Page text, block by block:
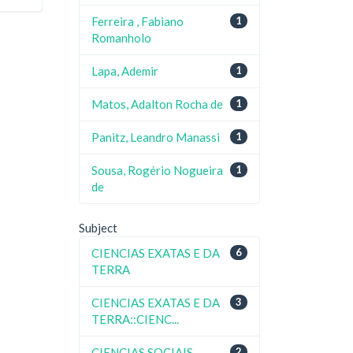
1
Ferreira , Fabiano
Romanholo
1
Lapa, Ademir
1
Matos, Adalton Rocha de
1
Panitz, Leandro Manassi
1
Sousa, Rogério Nogueira
de
Subject
6
CIENCIAS EXATAS E DA
TERRA
3
CIENCIAS EXATAS E DA
TERRA::CIENC...